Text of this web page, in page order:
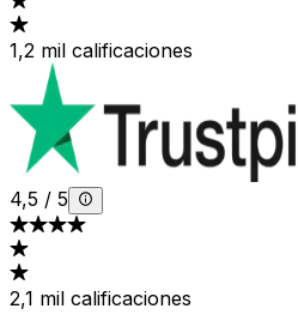
1,2 mil calificaciones
4,5 / 5
2,1 mil calificaciones